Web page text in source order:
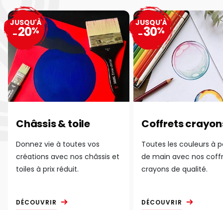
Châssis & toile
Donnez vie à toutes vos
créations avec nos châssis et
toiles à prix réduit.
DÉCOUVRIR
JUSQU'À
-20%
Coffrets
Toutes les couleurs à
de main avec nos
crayons de qualité.
DÉCOUVRIR
JUSQU'À
-30%